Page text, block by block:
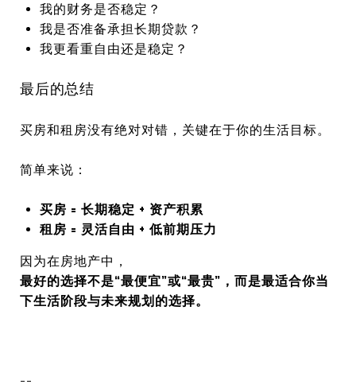
我的财务是否稳定？
我是否准备承担长期贷款？
我更看重自由还是稳定？
最后的总结
买房和租房没有绝对对错，关键在于你的生活目标。
简单来说：
买房 = 长期稳定 + 资产积累
租房 = 灵活自由 + 低前期压力
因为在房地产中，
最好的选择不是“最便宜”或“最贵”，而是最适合你当
下生活阶段与未来规划的选择。
--